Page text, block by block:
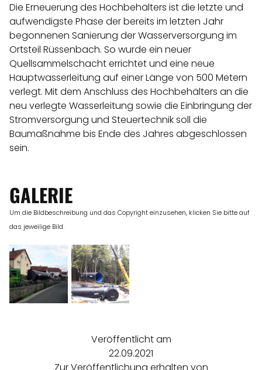
Die Erneuerung des Hochbehälters ist die letzte und
aufwendigste Phase der bereits im letzten Jahr
begonnenen Sanierung der Wasserversorgung im
Ortsteil Rüssenbach. So wurde ein neuer
Quellsammelschacht errichtet und eine neue
Hauptwasserleitung auf einer Länge von 500 Metern
verlegt. Mit dem Anschluss des Hochbehälters an die
neu verlegte Wasserleitung sowie die Einbringung der
Stromversorgung und Steuertechnik soll die
Baumaßnahme bis Ende des Jahres abgeschlossen
sein.
GALERIE
Um die Bildbeschreibung und das Copyright einzusehen, klicken Sie bitte auf
das jeweilige Bild.
Veröffentlicht am
22.09.2021
Zur Veröffentlichung erhalten von